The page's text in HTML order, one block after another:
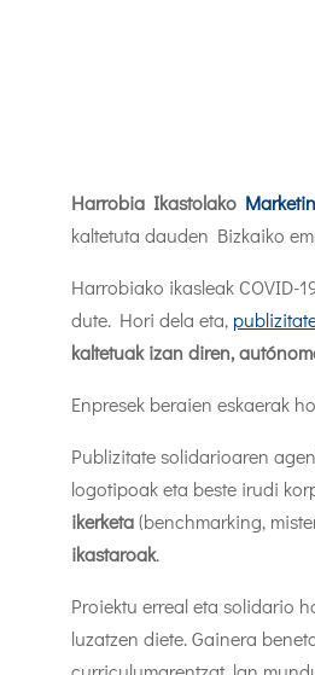
Harrobia Ikastolako
kaltetuta dauden Bizkaiko
Harrobiako ikasleak COVID-
dute. Hori dela eta,
kaltetuak izan diren,
Enpresek beraien eskaerak
Publizitate solidarioaren
logotipoak eta beste irudi
ikerketa(benchmarking,
ikastaroak.
Proiektu erreal eta solidario
luzatzen diete. Gainera